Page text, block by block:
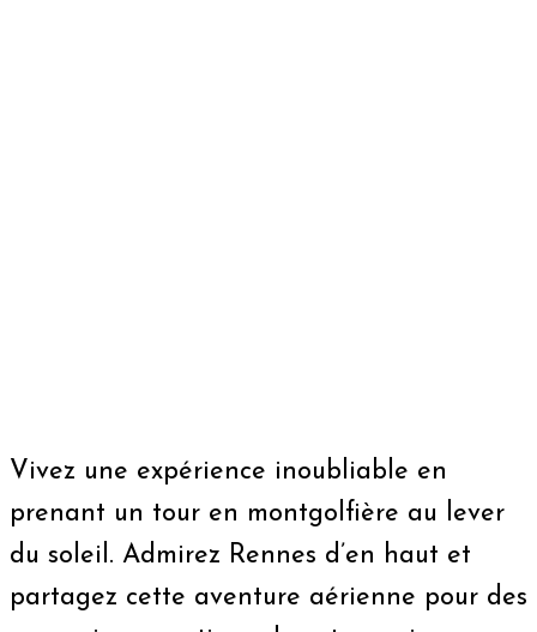
Vivez une expérience inoubliable en
prenant un tour en montgolfière au lever
du soleil. Admirez Rennes d’en haut et
partagez cette aventure aérienne pour des